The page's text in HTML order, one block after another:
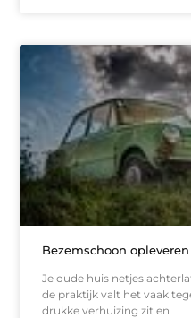
Bezemschoon
Je oude huis netjes
de praktijk valt het vaak
drukke verhuizing zit en